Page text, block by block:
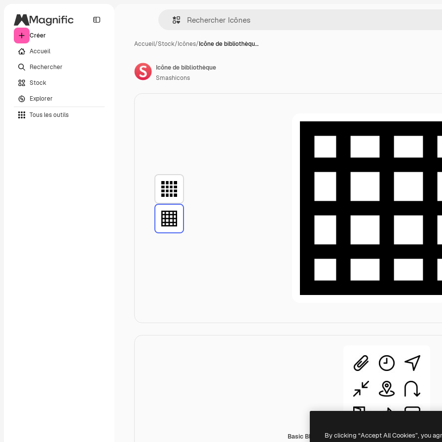
Créer
Accueil
Rechercher
Stock
Explorer
Tous les outils
Accueil/Stock/Icônes/Icône de bibliothèqu…
Basic Black Outline
Icône de bibliothèque
Smashicons
By clicking “Accept All Cookies”, you